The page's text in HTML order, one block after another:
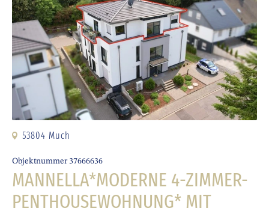
53804 Much
Objektnummer 37666636
MANNELLA*MODERNE 4-ZIMMER-
PENTHOUSEWOHNUNG* MIT